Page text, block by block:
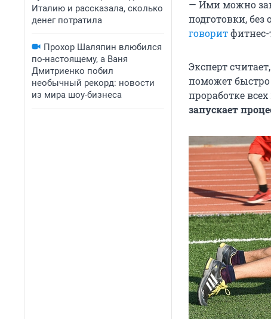
Италию и рассказала, сколько
денег потратила
Прохор Шаляпин влюбился
по-настоящему, а Ваня
Дмитриенко побил
необычный рекорд: новости
из мира шоу-бизнеса
— Ими можно
подготовки,
говорит
Эксперт
поможет быстро
проработке
запускает